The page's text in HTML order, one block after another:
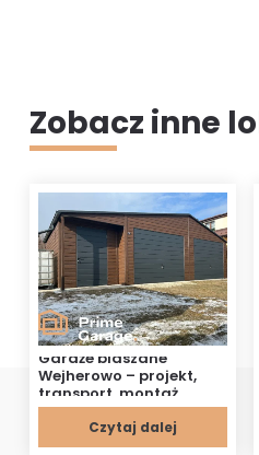
Zobacz inne
Garaże blaszane
Wejherowo – projekt,
transport, montaż
Czytaj dalej